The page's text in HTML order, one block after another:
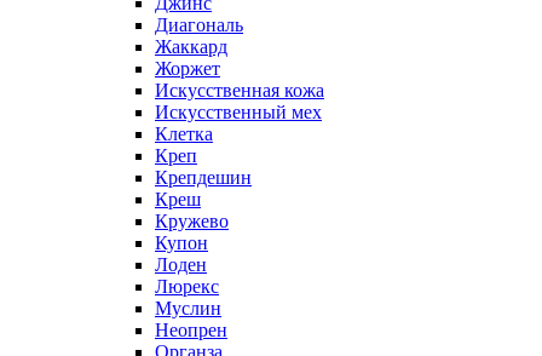
Диагональ
Жаккард
Жоржет
Искусственная кожа
Искусственный мех
Клетка
Креп
Крепдешин
Креш
Кружево
Купон
Лоден
Люрекс
Муслин
Неопрен
Органза